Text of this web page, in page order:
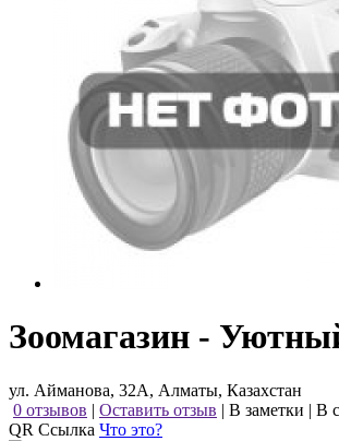
Зоомагазин -
ул. Айманова, 32А, Алматы, Казахстан
0 отзывов | Оставить отзыв | В заметки | В
QR Ссылка Что это?